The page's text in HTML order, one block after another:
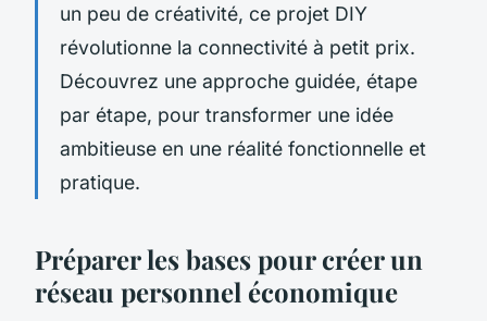
un peu de créativité, ce projet DIY
révolutionne la connectivité à petit prix.
Découvrez une approche guidée, étape
par étape, pour transformer une idée
ambitieuse en une réalité fonctionnelle et
pratique.
Préparer les bases pour créer un
réseau personnel économique